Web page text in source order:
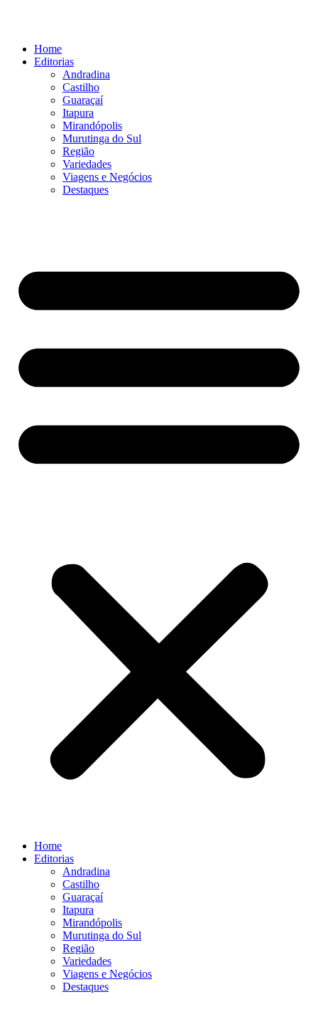
conteúdoHome
Editorias
Andradina
Castilho
Guaraçaí
Itapura
Mirandópolis
Murutinga do Sul
Região
Variedades
Viagens e Negócios
Destaques
Home
Editorias
Andradina
Castilho
Guaraçaí
Itapura
Mirandópolis
Murutinga do Sul
Região
Variedades
Viagens e Negócios
Destaques